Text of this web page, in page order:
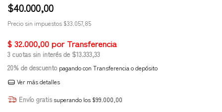
$40.000,00
Precio sin impuestos $33.057,85
3 cuotas sin interés de $13.333,33
20% de descuento pagando con Transferencia o depósito
Ver más detalles
Envío gratis superando los $99.000,00